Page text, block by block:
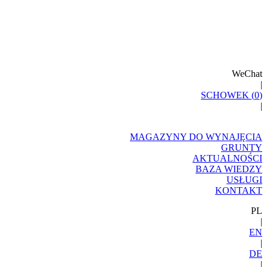
WeChat
|
SCHOWEK (0)
|
MAGAZYNY DO WYNAJĘCIA
GRUNTY
AKTUALNOŚCI
BAZA WIEDZY
USŁUGI
KONTAKT
PL
|
EN
|
DE
|